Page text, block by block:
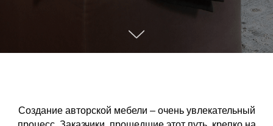
Создание авторской мебели – очень увлекательный